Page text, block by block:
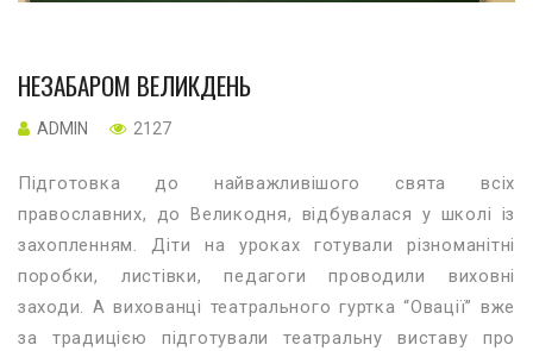
НЕЗАБАРОМ ВЕЛИКДЕНЬ
ADMIN 2127
Підготовка до найважливішого свята всіх
православних, до Великодня, відбувалася у школі із
захопленням. Діти на уроках готували різноманітні
поробки, листівки, педагоги проводили виховні
заходи. А вихованці театрального гуртка “Овації” вже
за традицією підготували театральну виставу про